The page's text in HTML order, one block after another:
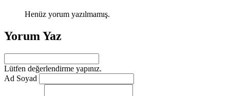
Henüz yorum yazılmamış.
Yorum Yaz
Lütfen değerlendirme yapınız.
Ad Soyad